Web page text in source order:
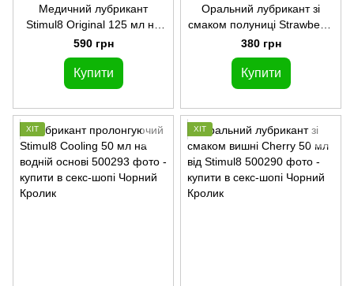
Медичний лубрикант
Stimul8 Original 125 мл на
водній основі
590 грн
Купити
Оральний лубрикант зі
смаком полуниці Strawberry
50 мл від Stimul8
380 грн
Купити
ХІТ ХІТ